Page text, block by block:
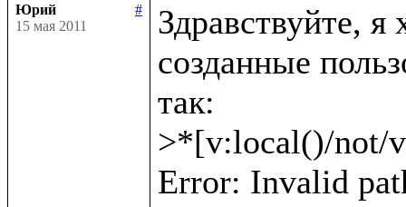
Юрий
#
15 мая 2011
Здравствуйте, я
созданные
так:
>*[v:local()/not/
Error: Invalid